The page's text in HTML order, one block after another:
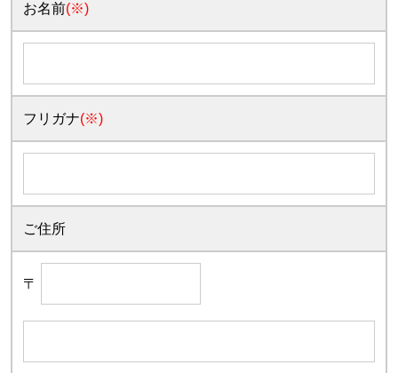
お名前(※)
フリガナ(※)
ご住所
〒